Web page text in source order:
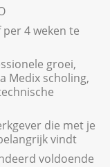
4 weken te
groei,
Medix scholing,
die met je
vindt
voldoende